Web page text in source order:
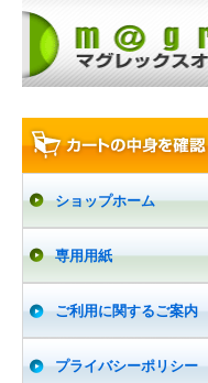
ショップホーム
専用用紙
ご利用に関するご案内
プライバシーポリシー